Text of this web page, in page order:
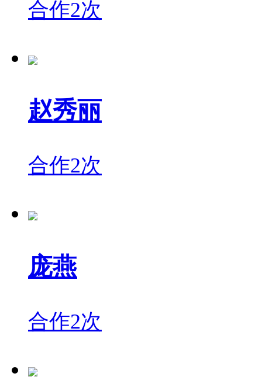
合作2次
赵秀丽
合作2次
庞燕
合作2次